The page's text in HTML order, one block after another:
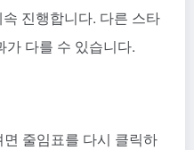
진행합니다. 다른 스타
가 다를 수 있습니다.
줄임표를 다시 클릭하